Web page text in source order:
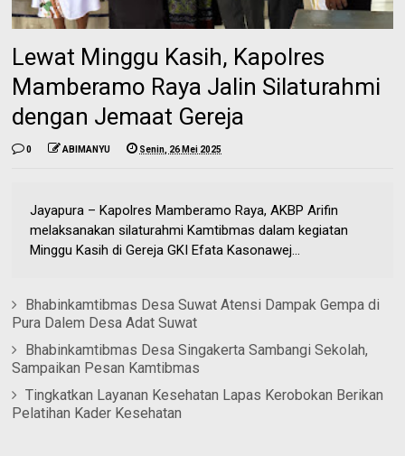
Lewat Minggu Kasih, Kapolres
Mamberamo Raya Jalin Silaturahmi
dengan Jemaat Gereja
0 ABIMANYU Senin, 26 Mei 2025
Jayapura – Kapolres Mamberamo Raya, AKBP Arifin
melaksanakan silaturahmi Kamtibmas dalam kegiatan
Minggu Kasih di Gereja GKI Efata Kasonawej...
Bhabinkamtibmas Desa Suwat Atensi Dampak Gempa di
Pura Dalem Desa Adat Suwat
Bhabinkamtibmas Desa Singakerta Sambangi Sekolah,
Sampaikan Pesan Kamtibmas
Tingkatkan Layanan Kesehatan Lapas Kerobokan Berikan
Pelatihan Kader Kesehatan